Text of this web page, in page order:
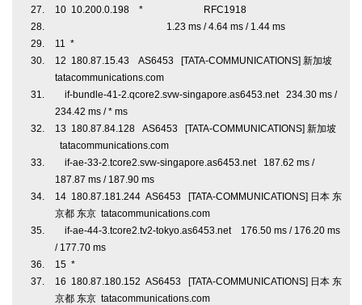
10 10.200.0.198 * RFC1918
1.23 ms / 4.64 ms / 1.44 ms
11 *
12 180.87.15.43 AS6453 [TATA-COMMUNICATIONS] 新加坡
tatacommunications.com
if-bundle-41-2.qcore2.svw-singapore.as6453.net 234.30 ms /
234.42 ms / * ms
13 180.87.84.128 AS6453 [TATA-COMMUNICATIONS] 新加坡
tatacommunications.com
if-ae-33-2.tcore2.svw-singapore.as6453.net 187.62 ms /
187.87 ms / 187.90 ms
14 180.87.181.244 AS6453 [TATA-COMMUNICATIONS] 日本 东
京都 东京 tatacommunications.com
if-ae-44-3.tcore2.tv2-tokyo.as6453.net 176.50 ms / 176.20 ms
/ 177.70 ms
15 *
16 180.87.180.152 AS6453 [TATA-COMMUNICATIONS] 日本 东
京都 东京 tatacommunications.com